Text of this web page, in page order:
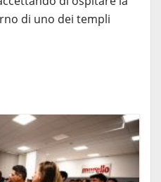
di uno dei templi